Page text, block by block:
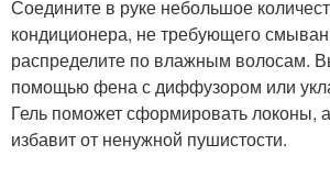
Соедините в руке небольшое
кондиционера, не требующего
распределите по влажным волосам.
помощью фена с диффузором или
Гель поможет сформировать локоны,
избавит от ненужной пушистости.